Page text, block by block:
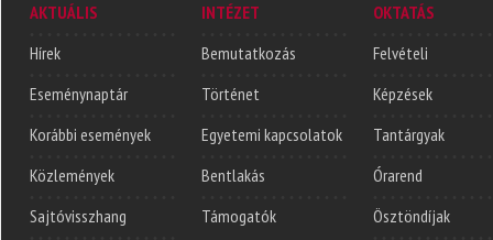
AKTUÁLIS
Hírek
Eseménynaptár
Korábbi események
Közlemények
Sajtóvisszhang
INTÉZET
Bemutatkozás
Történet
Egyetemi kapcsolatok
Bentlakás
Támogatók
OKTATÁS
Felvételi
Képzések
Tantárgyak
Órarend
Ösztöndíjak